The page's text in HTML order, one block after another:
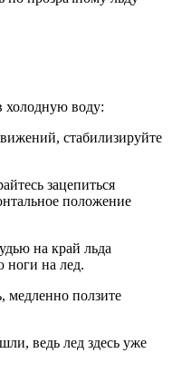
холодную воду:
стабилизируйте
зацепиться
положение
на край льда
ноги на лед.
медленно ползите
ведь лед здесь уже